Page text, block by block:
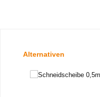
Produktgalerie überspringen
Alternativen